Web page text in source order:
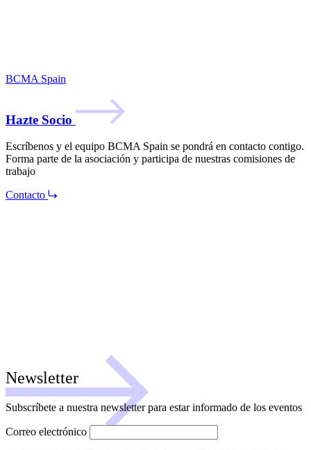
BCMA Spain
Hazte Socio
Escríbenos y el equipo BCMA Spain se pondrá en contacto contigo.
Forma parte de la asociación y participa de nuestras comisiones de
trabajo
Contacto
Newsletter
Subscríbete a nuestra newsletter para estar informado de los eventos
Correo electrónico